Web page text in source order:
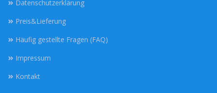
Datenschutzerklärung
Preis&Lieferung
Häufig gestellte Fragen (FAQ)
Impressum
Kontakt